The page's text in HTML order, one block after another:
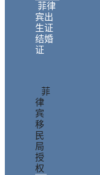
菲律
宾出
生证
结婚
证
菲
律
宾
移
民
局
授
权